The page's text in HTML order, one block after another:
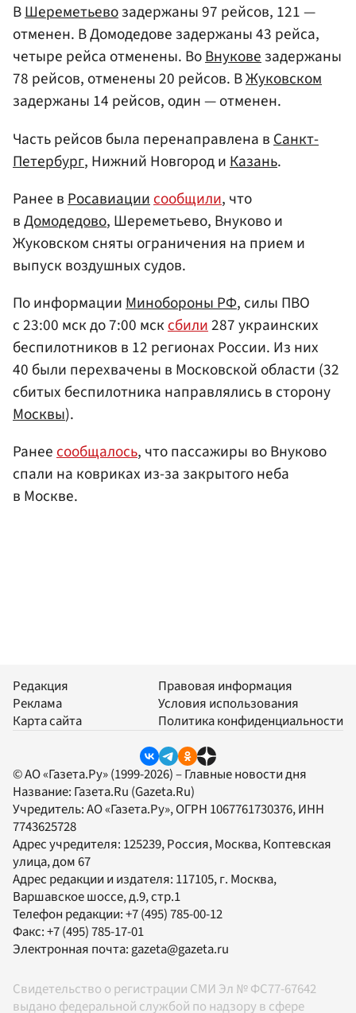
ВШереметьевозадержаны 97 рейсов, 121 —
отменен. В Домодедове задержаны 43 рейса,
четыре рейса отменены. ВоВнуковезадержаны
78 рейсов, отменены 20 рейсов. ВЖуковском
задержаны 14 рейсов, один — отменен.
Часть рейсов была перенаправлена в Санкт-
Петербург, Нижний Новгород и Казань.
Ранее вРосавиациисообщили, что
вДомодедово, Шереметьево, Внуково и
Жуковском сняты ограничения на прием и
выпуск воздушных судов.
По информацииМинобороны РФ, силы ПВО
с 23:00 мск до 7:00 мсксбили287 украинских
беспилотников в 12 регионах России. Из них
40 были перехвачены в Московской области (32
сбитых беспилотника направлялись в сторону
Москвы).
Ранеесообщалось, что пассажиры во Внуково
спали на ковриках из-за закрытого неба
в Москве.
Редакция
Реклама
Карта сайта
Правовая информация
Условия использования
Политика конфиденциальности
© АО «Газета.Ру» (1999-2026) – Главные новости дня
Название: Газета.Ru (Gazeta.Ru)
Учредитель:АО «Газета.Ру», ОГРН 1067761730376, ИНН
7743625728
Адрес учредителя: 125239, Россия, Москва, Коптевская
улица, дом 67
Адрес редакции и издателя: 117105, г. Москва,
Варшавское шоссе, д.9, стр.1
Телефон редакции:+7 (495) 785-00-12
Факс:+7 (495) 785-17-01
Электронная почта: gazeta@gazeta.ru
Свидетельство о регистрации СМИ Эл № ФС77-67642
выдано федеральной службой по надзору в сфере